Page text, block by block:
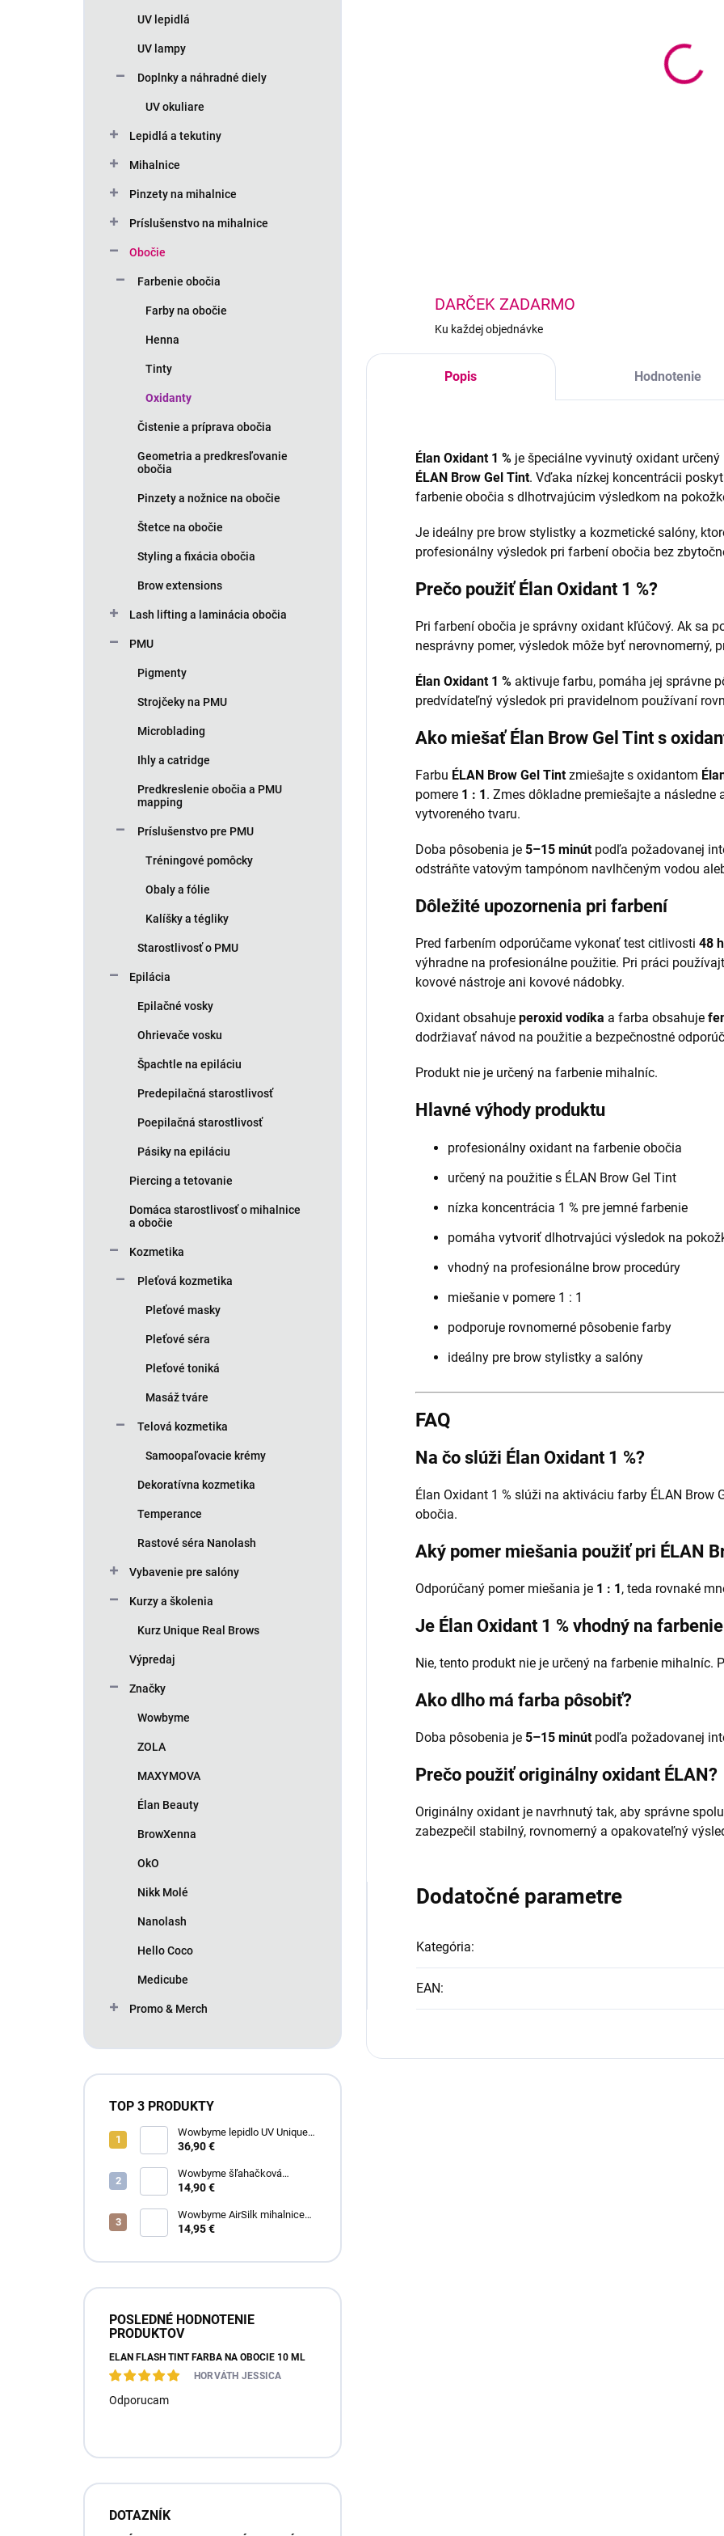
UV lepidlá
UV lampy
Doplnky a náhradné diely
UV okuliare
Lepidlá a tekutiny
Mihalnice
Pinzety na mihalnice
Príslušenstvo na mihalnice
Obočie
Farbenie obočia
Farby na obočie
Henna
Tinty
Oxidanty
Čistenie a príprava obočia
Geometria a predkresľovanie
obočia
Pinzety a nožnice na obočie
Štetce na obočie
Styling a fixácia obočia
Brow extensions
Lash lifting a laminácia obočia
PMU
Pigmenty
Strojčeky na PMU
Microblading
Ihly a catridge
Predkreslenie obočia a PMU
mapping
Príslušenstvo pre PMU
Tréningové pomôcky
Obaly a fólie
Kalíšky a tégliky
Starostlivosť o PMU
Epilácia
Epilačné vosky
Ohrievače vosku
Špachtle na epiláciu
Predepilačná starostlivosť
Poepilačná starostlivosť
Pásiky na epiláciu
Piercing a tetovanie
Domáca starostlivosť o mihalnice
a obočie
Kozmetika
Pleťová kozmetika
Pleťové masky
Pleťové séra
Pleťové toniká
Masáž tváre
Telová kozmetika
Samoopaľovacie krémy
Dekoratívna kozmetika
Temperance
Rastové séra Nanolash
Vybavenie pre salóny
Kurzy a školenia
Kurz Unique Real Brows
Výpredaj
Značky
Wowbyme
ZOLA
MAXYMOVA
Élan Beauty
BrowXenna
OkO
Nikk Molé
Nanolash
Hello Coco
Medicube
Promo & Merch
TOP 3 PRODUKTY
Wowbyme lepidlo UV Unique
Extreme 4ml
36,90 €
Wowbyme šľahačková
čistiaca pena na mihalnice a
14,90 €
Wowbyme AirSilk mihalnice
SPIRE mix
14,95 €
POSLEDNÉ HODNOTENIE
PRODUKTOV
ÉLAN FLASH TINT FARBA NA OBOČIE 10 ML
HORVÁTH JESSICA
Odporucam
DOTAZNÍK
Gel
DARČEK ZADARMO
Ku každej objednávke
Popis Hodnotenie
Élan Oxidant 1 % je špeciálne vyvinutý oxidant
ÉLAN Brow Gel Tint. Vďaka nízkej koncentrácii
farbenie obočia s dlhotrvajúcim výsledkom na
Je ideálny pre brow stylistky a kozmetické salóny,
profesionálny výsledok pri farbení obočia bez
Prečo použiť Élan Oxidant 1 %?
Pri farbení obočia je správny oxidant kľúčový. Ak sa
nesprávny pomer, výsledok môže byť nerovnomerný,
Élan Oxidant 1 % aktivuje farbu, pomáha jej správne
predvídateľný výsledok pri pravidelnom používaní
Ako miešať Élan Brow Gel Tint s
Farbu ÉLAN Brow Gel Tintzmiešajte s oxidantom
pomere 1 : 1. Zmes dôkladne premiešajte a
vytvoreného tvaru.
Doba pôsobenia je 5–15 minútpodľa požadovanej
odstráňte vatovým tampónom navlhčeným vodou
Dôležité upozornenia pri farbení
Pred farbením odporúčame vykonať test citlivosti 48
výhradne na profesionálne použitie. Pri práci
kovové nástroje ani kovové nádobky.
Oxidant obsahuje peroxid vodíka a farba obsahuje
dodržiavať návod na použitie a bezpečnostné
Produkt nie je určený na farbenie mihalníc.
Hlavné výhody produktu
profesionálny oxidant na farbenie obočia
určený na použitie s ÉLAN Brow Gel Tint
nízka koncentrácia 1 % pre jemné farbenie
pomáha vytvoriť dlhotrvajúci výsledok na
vhodný na profesionálne brow procedúry
miešanie v pomere 1 : 1
podporuje rovnomerné pôsobenie farby
ideálny pre brow stylistky a salóny
FAQ
Na čo slúži Élan Oxidant 1 %?
Élan Oxidant 1 % slúži na aktiváciu farby ÉLAN
obočia.
Aký pomer miešania použiť pri ÉLAN
Odporúčaný pomer miešania je 1 : 1, teda rovnaké
Je Élan Oxidant 1 % vhodný na
Nie, tento produkt nie je určený na farbenie mihalníc.
Ako dlho má farba pôsobiť?
Doba pôsobenia je 5–15 minútpodľa požadovanej
Prečo použiť originálny oxidant ÉLAN?
Originálny oxidant je navrhnutý tak, aby správne
zabezpečil stabilný, rovnomerný a opakovateľný
Dodatočné parametre
Kategória:
EAN: